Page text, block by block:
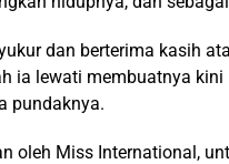
dan berterima kasih
ia lewati membuatnya
pundaknya.
oleh Miss International,